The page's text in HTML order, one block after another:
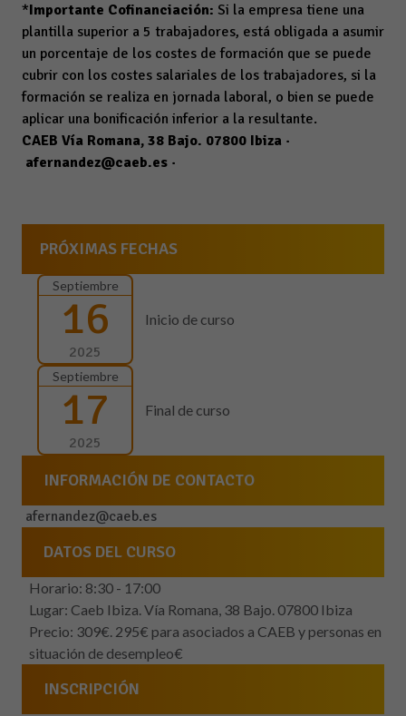
PRÓXIMAS FECHAS
Septiembre
16
2025
Inicio de curso
Septiembre
17
2025
Final de curso
INFORMACIÓN DE CONTACTO
afernandez@caeb.es
DATOS DEL CURSO
Horario: 8:30 - 17:00
Lugar: Caeb Ibiza. Vía Romana, 38 Bajo. 07800 Ibiza
Precio: 309€. 295€ para asociados a CAEB y personas en
situación de desempleo€
INSCRIPCIÓN
*Importante Cofinanciación: Si la empresa tiene una
plantilla superior a 5 trabajadores, está obligada a asumir
un porcentaje de los costes de formación que se puede
cubrir con los costes salariales de los trabajadores, si la
formación se realiza en jornada laboral, o bien se puede
aplicar una bonificación inferior a la resultante.
CAEB Vía Romana, 38 Bajo. 07800 Ibiza ·
afernandez@caeb.es ·